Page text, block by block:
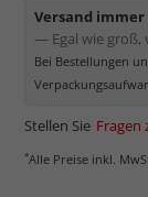
Versand
— Egal wie groß,
Bei Bestellungen
Stellen Sie Fragen
*Alle Preise inkl.